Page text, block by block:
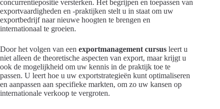
concurrentiepositie versterken. Het begrijpen en toepassen van
exportvaardigheden en -praktijken stelt u in staat om uw
exportbedrijf naar nieuwe hoogten te brengen en
internationaal te groeien.
Door het volgen van een exportmanagement cursus leert u
niet alleen de theoretische aspecten van export, maar krijgt u
ook de mogelijkheid om uw kennis in de praktijk toe te
passen. U leert hoe u uw exportstrategieën kunt optimaliseren
en aanpassen aan specifieke markten, om zo uw kansen op
internationale verkoop te vergroten.